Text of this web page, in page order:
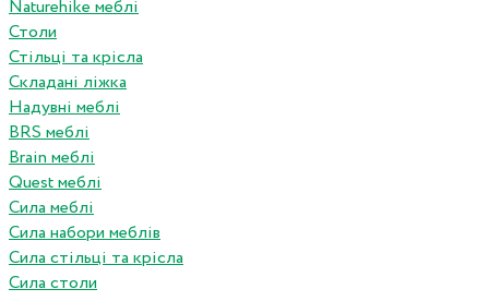
Naturehike меблі
Столи
Стільці та крісла
Складані ліжка
Надувні меблі
BRS меблі
Brain меблі
Quest меблі
Сила меблі
Сила набори меблів
Сила стільці та крісла
Сила столи